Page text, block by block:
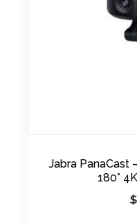
Jabra PanaCast
180°
$